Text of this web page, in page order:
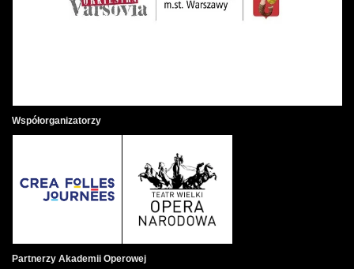
Współorganizatorzy
Partnerzy Akademii Operowej